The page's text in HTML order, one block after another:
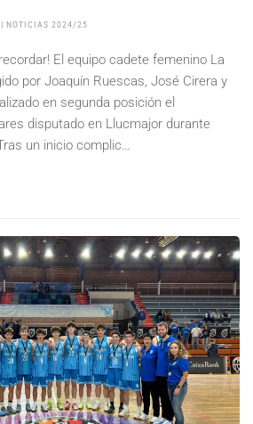
NOTICIAS 2024/25
El equipo cadete femenino La
por Joaquín Ruescas, José Cirera y
en segunda posición el
disputado en Llucmajor durante
un inicio complic…